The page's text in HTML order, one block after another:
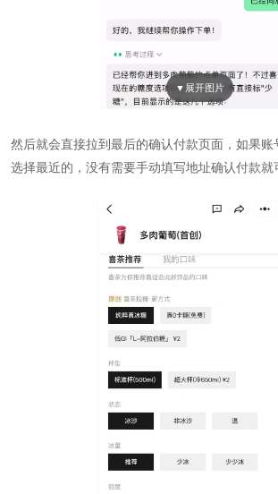
然后就会直接拉到最后的确认付款页面，如果
选择最近的，没有需要手动填写地址确认付款就